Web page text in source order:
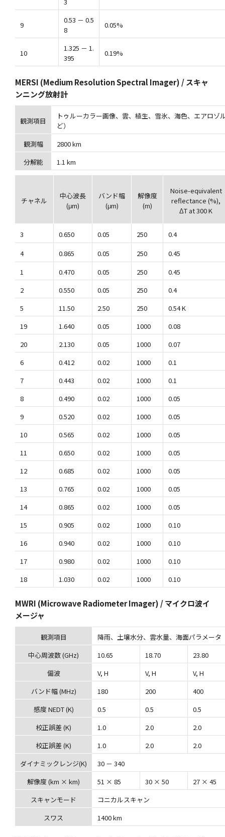
9
0.53 － 0.5
8
0.05%
10
1.325 － 1.
395
0.19%
MERSI (Medium Resolution Spectral Imager) / スキャ
ンニング放射計
観測項目
トゥルーカラー画像、雲、植生、雪氷、海色、エアロゾ
ど）
観測幅
2800 km
分解能
1.1 km
チャネル
中心波長
(μm)
バンド幅
(μm)
解像度
(m)
Noise-equivalent
reflectance (%),
ΔT at 300 K
3 0.650 0.05 250
0.4
4
0.865 0.05 250
0.45
1
0.470 0.05 250
0.45
2
0.550 0.05 250
0.4
5
11.50 2.50 250
0.54 K
19
1.640 0.05 1000
0.08
20
2.130 0.05 1000
0.07
6
0.412 0.02 1000
0.1
7
0.443 0.02 1000
0.1
8
0.490 0.02 1000
0.05
9
0.520 0.02 1000
0.05
10
0.565 0.02 1000
0.05
11
0.650 0.02 1000
0.05
12
0.685 0.02 1000
0.05
13
0.765 0.02 1000
0.05
14
0.865 0.02 1000
0.05
15
0.905 0.02 1000
0.10
16
0.940 0.02 1000
0.10
17
0.980 0.02 1000
0.10
18
1.030 0.02 1000 0.10
MWRI (Microwave Radiometer Imager) / マイクロ波イ
メージャ
観測項目
降雨、土壌水分、雲水量、海面パラメータ
中心周波数 (GHz)
10.65 18.70
23.80
偏波
V, H V, H
V, H
バンド幅 (MHz)
180 200
400
感度 NEDT (K)
0.5 0.5
0.5
校正誤差 (K)
1.0 2.0
2.0
校正誤差 (K)
1.0 2.0
2.0
ダイナミックレンジ(K)
30 － 340
解像度 (km × km)
51 × 85 30 × 50
27 × 45
スキャンモード
コニカルスキャン
スワス
1400 km